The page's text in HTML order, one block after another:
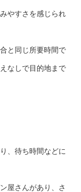
やすさを感じられ
と同じ所要時間で
なしで目的地まで
、待ち時間などに
屋さんがあり、さ